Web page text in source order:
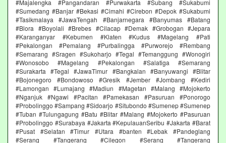
#Majalengka #Pangandaran #Purwakarta #Subang #Sukabumi
#Sumedang #Banjar #Bekasi #Cimahi #Cirebon #Depok #Sukabumi
#Tasikmalaya #JawaTengah #Banjarnegara #Banyumas #Batang
#Blora #Boyolali #Brebes #Cilacap #Demak #Grobogan #Jepara
#Karanganyar #Kebumen #Klaten #Kudus #Magelang #Pati
#Pekalongan #Pemalang #Purbalingga #Purworejo #Rembang
#Semarang #Sragen #Sukoharjo #Tegal #Temanggung #Wonogiri
#Wonosobo #Magelang #Pekalongan #Salatiga #Semarang
#Surakarta #Tegal #JawaTimur #Bangkalan #Banyuwangi #Blitar
#Bojonegoro #Bondowoso #Gresik #Jember #Jombang #Kediri
#Lamongan #Lumajang #Madiun #Magetan #Malang #Mojokerto
#Nganjuk #Ngawi #Pacitan #Pamekasan #Pasuruan #Ponorogo
#Probolinggo #Sampang #Sidoarjo #Situbondo #Sumenep #Sumenep
#Tuban #Tulungagung #Batu #Blitar #Malang #Mojokerto #Pasuruan
#Probolinggo #Surabaya #Jakarta #KepulauanSeribu #Jakarta #Barat
#Pusat #Selatan #Timur #Utara #banten #Lebak #Pandeglang
#Serang #Tangerang #Cilegon #Serang #Tangerang